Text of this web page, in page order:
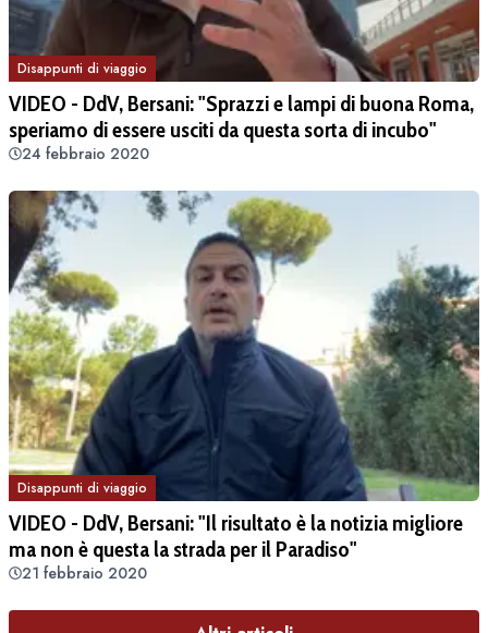
Disappunti di viaggio
VIDEO - DdV, Bersani: "Sprazzi e lampi di buona Roma,
speriamo di essere usciti da questa sorta di incubo"
24 febbraio 2020
Disappunti di viaggio
VIDEO - DdV, Bersani: "Il risultato è la notizia migliore
ma non è questa la strada per il Paradiso"
21 febbraio 2020